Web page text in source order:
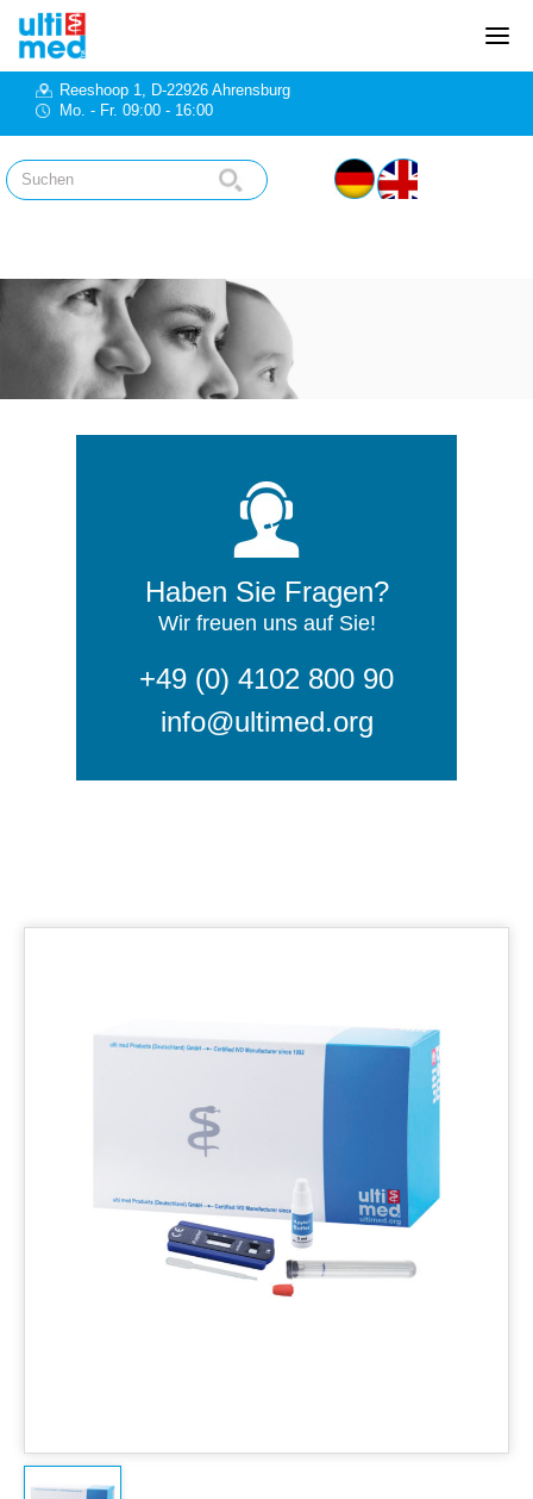
Reeshoop 1, D-22926 Ahrensburg
Mo. - Fr. 09:00 - 16:00
Haben Sie Fragen?
Wir freuen uns auf Sie!
+49 (0) 4102 800 90
info@ultimed.org